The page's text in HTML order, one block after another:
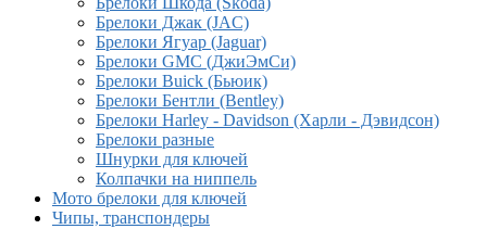
Брелоки Джак (JAC)
Брелоки Ягуар (Jaguar)
Брелоки GMC (ДжиЭмСи)
Брелоки Buick (Бьюик)
Брелоки Бентли (Bentley)
Брелоки Harley - Davidson (Харли - Дэвидсон)
Брелоки разные
Шнурки для ключей
Колпачки на ниппель
Мото брелоки для ключей
Чипы, транспондеры